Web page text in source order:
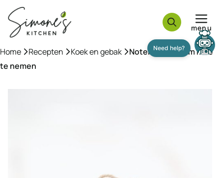
naar
inhoud
menu
Home »Recepten »Koek en gebak »Notenreepjes om mee
te nemen
Need help?